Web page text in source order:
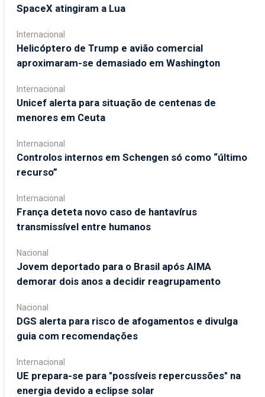
SpaceX atingiram a Lua
Internacional
Helicóptero de Trump e avião comercial
aproximaram-se demasiado em Washington
Internacional
Unicef alerta para situação de centenas de
menores em Ceuta
Internacional
Controlos internos em Schengen só como “último
recurso”
Internacional
França deteta novo caso de hantavírus
transmissível entre humanos
Nacional
Jovem deportado para o Brasil após AIMA
demorar dois anos a decidir reagrupamento
Nacional
DGS alerta para risco de afogamentos e divulga
guia com recomendações
Internacional
UE prepara-se para "possíveis repercussões" na
energia devido a eclipse solar